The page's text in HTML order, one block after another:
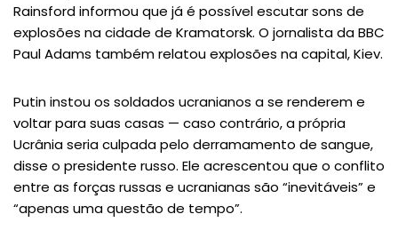
Rainsford informou que já é possível escutar sons de
explosões na cidade de Kramatorsk. O jornalista da BBC
Paul Adams também relatou explosões na capital, Kiev.
Putin instou os soldados ucranianos a se renderem e
voltar para suas casas — caso contrário, a própria
Ucrânia seria culpada pelo derramamento de sangue,
disse o presidente russo. Ele acrescentou que o conflito
entre as forças russas e ucranianas são “inevitáveis” e
“apenas uma questão de tempo”.